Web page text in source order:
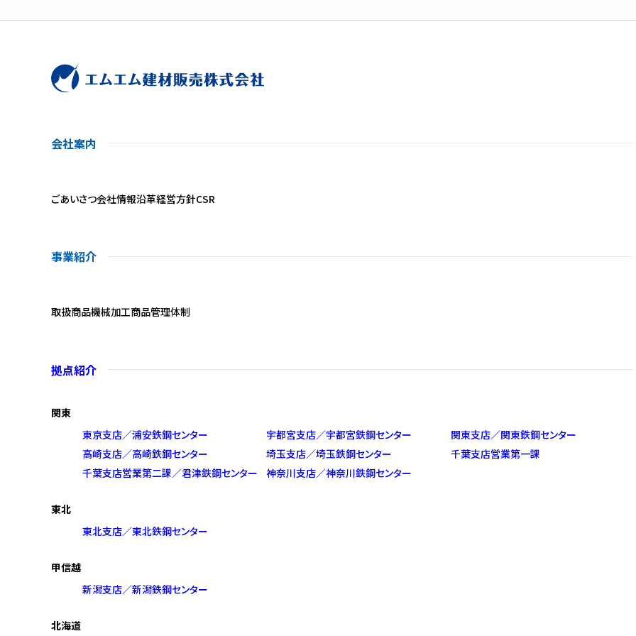
会社案内
ごあいさつ会社情報沿革経営方針CSR
事業紹介
取扱商品機械加工商品管理体制
拠点紹介
関東
東京支店／浦安鉄鋼センター
宇都宮支店／宇都宮鉄鋼センター
関東支店／関東鉄鋼センター
高崎支店／高崎鉄鋼センター
埼玉支店／埼玉鉄鋼センター
千葉支店営業第一課
千葉支店営業第二課／君津鉄鋼センター
神奈川支店／神奈川鉄鋼センター
東北
東北支店／東北鉄鋼センター
甲信越
新潟支店／新潟鉄鋼センター
北海道